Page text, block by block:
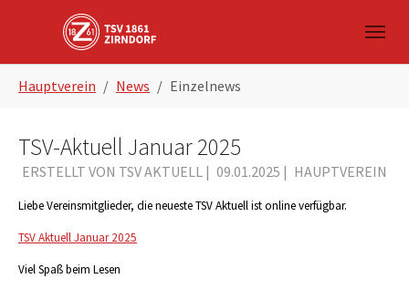
Skip to main navigation
Zum Hauptinhalt springen
Skip to page footer
Hauptverein News Einzelnews
TSV-Aktuell Januar 2025
ERSTELLT VON TSV AKTUELL | 09.01.2025 | HAUPTVEREIN
Liebe Vereinsmitglieder, die neueste TSV Aktuell ist online verfügbar.
TSV Aktuell Januar 2025
Viel Spaß beim Lesen